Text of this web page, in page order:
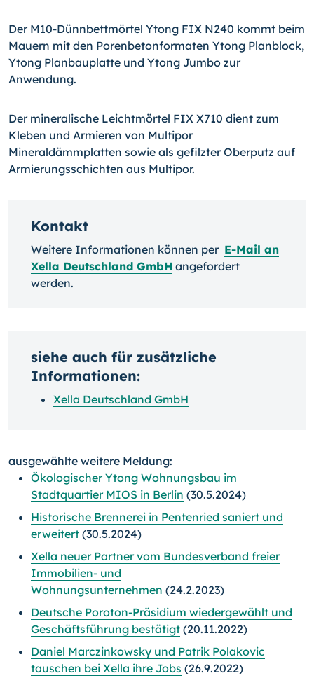
Der M10-Dünnbettmörtel Ytong FIX N240 kommt beim
Mauern mit den Porenbetonformaten Ytong Planblock,
Ytong Planbauplatte und Ytong Jumbo zur
Anwendung.
Der mineralische Leichtmörtel FIX X710 dient zum
Kleben und Armieren von Multipor
Mineraldämmplatten sowie als gefilzter Oberputz auf
Armierungsschichten aus Multipor.
Kontakt
Weitere Informationen können per E-Mail an
Xella Deutschland GmbH angefordert
werden.
siehe auch für zusätzliche
Informationen:
Xella Deutschland GmbH
ausgewählte weitere Meldung:
Ökologischer Ytong Wohnungsbau im
Stadtquartier MIOS in Berlin (30.5.2024)
Historische Brennerei in Pentenried saniert und
erweitert (30.5.2024)
Xella neuer Partner vom Bundesverband freier
Immobilien- und
Wohnungsunternehmen (24.2.2023)
Deutsche Poroton-Präsidium wiedergewählt und
Geschäftsführung bestätigt (20.11.2022)
Daniel Marczinkowsky und Patrik Polakovic
tauschen bei Xella ihre Jobs (26.9.2022)